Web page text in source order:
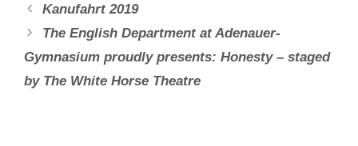
Kanufahrt 2019
The English Department at Adenauer-
Gymnasium proudly presents: Honesty – staged
by The White Horse Theatre